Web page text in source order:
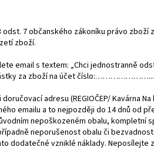
7 občanského zákoníku právo
zboží.
email s textem: „Chci jednostranně
za zboží na účet číslo:…………………....
adresu (REGIOČEP/ Kavárna
emailu a to nejpozději do 14 dnů od
nepoškozeném obalu, kompletní
neporušenost obalu či
dodatečné vzniklé náklady. Neposílejte